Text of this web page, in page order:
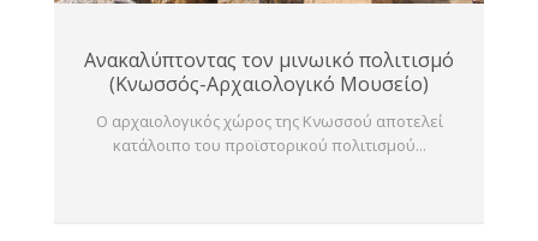
Ανακαλύπτοντας τον μινωικό πολιτισμό
(Κνωσσός-Αρχαιολογικό Μουσείο)
Ο αρχαιολογικός χώρος της Κνωσσού αποτελεί
κατάλοιπο του προϊστορικού πολιτισμού...